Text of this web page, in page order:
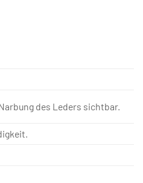
des Leders sichtbar.